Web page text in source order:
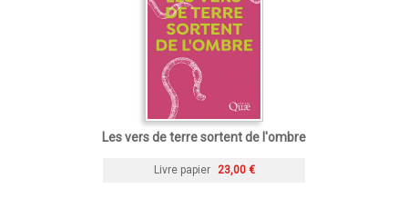
Les vers de terre sortent de l'ombre
Livre papier 23,00 €